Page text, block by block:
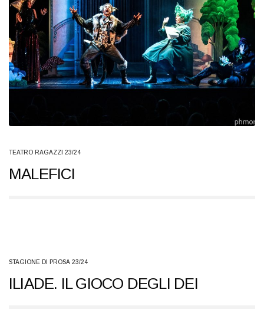
TEATRO RAGAZZI 23/24
MALEFICI
STAGIONE DI PROSA 23/24
ILIADE. IL GIOCO DEGLI DEI